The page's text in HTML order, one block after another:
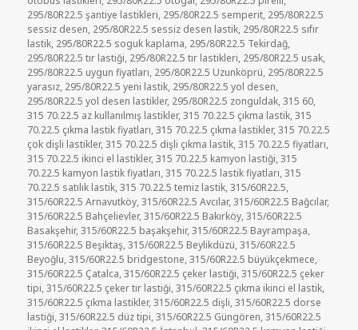
295/80R22.5 şantiye lastikleri, 295/80R22.5 semperit, 295/80R22.5
sessiz desen, 295/80R22.5 sessiz desen lastik, 295/80R22.5 sıfır
lastik, 295/80R22.5 soguk kaplama, 295/80R22.5 Tekirdağ,
295/80R22.5 tır lastiği, 295/80R22.5 tır lastikleri, 295/80R22.5 usak,
295/80R22.5 uygun fiyatları, 295/80R22.5 Uzunköprü, 295/80R22.5
yarasız, 295/80R22.5 yeni lastik, 295/80R22.5 yol desen,
295/80R22.5 yol desen lastikler, 295/80R22.5 zonguldak,315 60,
315 70.22.5 az kullanılmış lastikler,315 70.22.5 çıkma lastik,315
70.22.5 çıkma lastik fiyatları,315 70.22.5 çıkma lastikler,315 70.22.5
çok dişli lastikler,315 70.22.5 dişli çıkma lastik,315 70.22.5 fiyatları,
315 70.22.5 ikinci el lastikler,315 70.22.5 kamyon lastiği,315
70.22.5 kamyon lastik fiyatları,315 70.22.5 lastik fiyatları,315
70.22.5 satılık lastik,315 70.22.5 temiz lastik,315/60R22.5,
315/60R22.5 Arnavutköy,315/60R22.5 Avcılar,315/60R22.5 Bağcılar,
315/60R22.5 Bahçelievler,315/60R22.5 Bakırköy,315/60R22.5
Basakşehir,315/60R22.5 başakşehir,315/60R22.5 Bayrampaşa,
315/60R22.5 Beşiktaş,315/60R22.5 Beylikdüzü,315/60R22.5
Beyoğlu,315/60R22.5 bridgestone,315/60R22.5 büyükçekmece,
315/60R22.5 Çatalca,315/60R22.5 çeker lastiği,315/60R22.5 çeker
tipi,315/60R22.5 çeker tır lastiği,315/60R22.5 çıkma ikinci el lastik,
315/60R22.5 çıkma lastikler,315/60R22.5 dişli,315/60R22.5 dorse
lastiği,315/60R22.5 düz tipi,315/60R22.5 Güngören,315/60R22.5